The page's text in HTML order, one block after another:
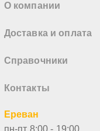
О компании
Доставка и оплата
Справочники
Контакты
Ереван